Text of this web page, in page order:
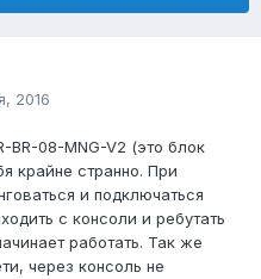
2016
08-MNG-V2 (это блок
крайне странно. При
и подключаться
с консоли и ребутать
работать. Так же
через консоль не